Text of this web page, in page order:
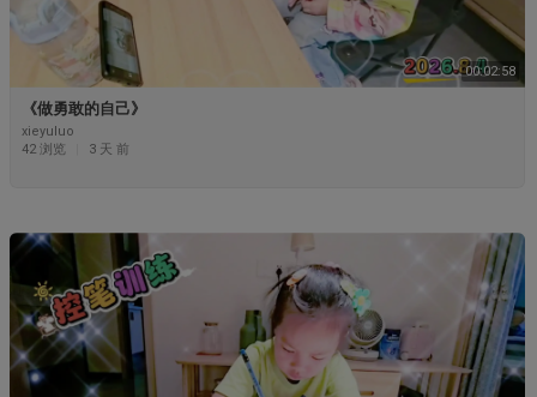
00:02:58
《做勇敢的自己》
xieyuluo
42 浏览
3 天 前